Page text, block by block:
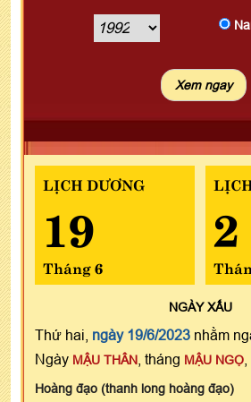
LỊCH DƯƠNG
19
Tháng 6
2
NGÀYXẤU
Thứ hai, ngày 19/6/2023 nhằm
Ngày MẬU THÂN , tháng MẬU NGỌ
Hoàng đạo (thanh long hoàng đạo)